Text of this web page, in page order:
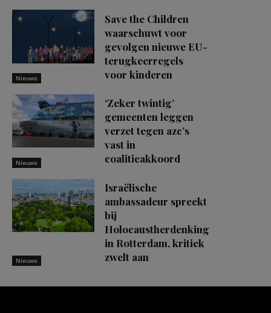
Nieuws
Save the Children
waarschuwt voor
gevolgen nieuwe EU-
terugkeerregels
voor kinderen
Nieuws
‘Zeker twintig’
gemeenten leggen
verzet tegen azc’s
vast in
coalitieakkoord
Nieuws
Israëlische
ambassadeur spreekt
bij
Holocaustherdenking
in Rotterdam, kritiek
zwelt aan